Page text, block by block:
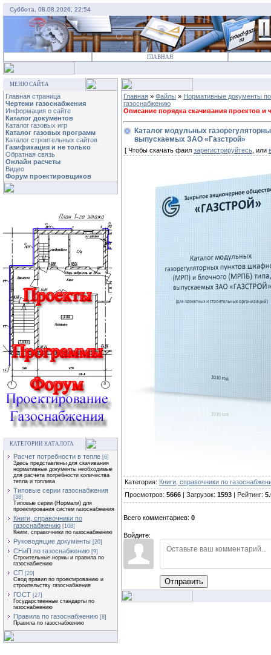
Суббота, 08.08.2026, 22:54
ГЛАВНАЯ
МЕНЮ САЙТА
Главная страница
Чертежи газоснабжения
Информация о сайте
Каталог документов
Каталог газовых игр
Каталог газовых программ
Каталог строительных сайтов
Газификация и не только
Обратная связь
Онлайн расчеты
Видео
Форум проектировщиков
КАТЕГОРИИ КАТАЛОГА
Расчет потребности в тепле [6]
Здесь представлены для скачивания
нормативные документы необходимые
для расчета потребности количества
тепла и топлива
Типовые серии газоснабжения
[38]
Типовые серии (Нормали) для
проектирования систем газоснабжения
Книги, справочники по
газоснабжению [108]
Книги, справочники по газоснабжению
Руководящие документы [20]
СНиП по газоснабжению [9]
Строительные нормы и правила по
газоснабжению
СП [20]
Свод правил по проектированию и
строительству газоснабжения
ГОСТ [27]
Государственные стандарты по
газоснабжению
Правила по газоснабжению [8]
Правила по газоснабжению
Главная » Файлы » Нормативные документы по
газоснабжению
Описание порядка скачивания проектов и
Каталог модульных
выпускаемых ЗАО «Газстрой»
[ Чтобы скачать фаил зарегистрируйтесь , или
Категория: Книги, справочники по
Просмотров: 5666 | Загрузок: 1593 | Рейтинг:
Всего комментариев: 0
Войдите:
Отправить